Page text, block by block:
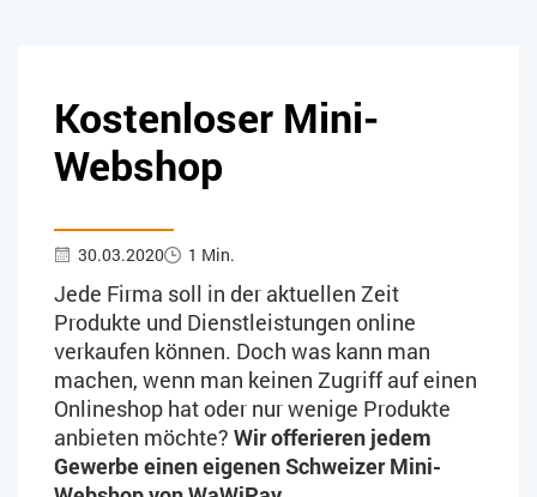
Kostenloser Mini-
Webshop
30.03.2020 1 Min.
Jede Firma soll in der aktuellen Zeit
Produkte und Dienstleistungen online
verkaufen können. Doch was kann man
machen, wenn man keinen Zugriff auf einen
Onlineshop hat oder nur wenige Produkte
anbieten möchte? Wir offerieren jedem
Gewerbe einen eigenen Schweizer Mini-